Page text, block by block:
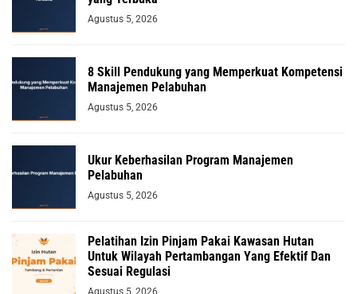
Agustus 5, 2026
8 Skill Pendukung yang Memperkuat Kompetensi
Manajemen Pelabuhan
Agustus 5, 2026
Ukur Keberhasilan Program Manajemen
Pelabuhan
Agustus 5, 2026
Pelatihan Izin Pinjam Pakai Kawasan Hutan
Untuk Wilayah Pertambangan Yang Efektif Dan
Sesuai Regulasi
Agustus 5, 2026